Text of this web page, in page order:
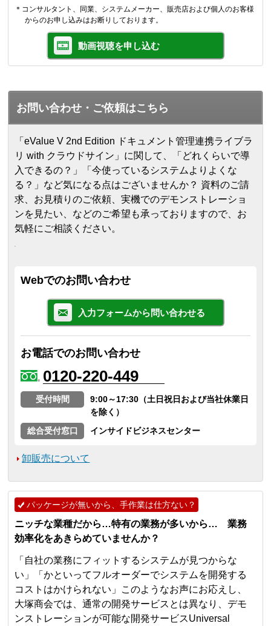
＊コンサルタント、同業、システムメーカー、販売店および個人のお客様
からのお申し込みはお断りしております。
動画視聴を申し込む
お問い合わせ・ご依頼はこちら
「eValue V 2nd Edition ドキュメント管理連携ライブラ
リ with クラウドサイン」に関して、「どれくらいで導
入できるの？」「今使っているシステムよりよくな
る？」など気になる点はございませんか？ 資料のご請
求、お見積りのご依頼、実機でのデモンストレーショ
ンを見たい、などのご希望も承っておりますので、お
気軽にご相談ください。
Webでのお問い合わせ
入力フォームから問い合わせる
お電話でのお問い合わせ
0120-220-449
受付時間
9:00～17:30（土日祝日および当社休業日
を除く）
総合受付窓口
インサイドビジネスセンター
卸販売について
パッケージが無いから、手作業は仕方ない？
ニッチな業種だから…特有の業務が多いから… 業務
効率化をあきらめていませんか？
「自社の業務にフィットするシステムが見つからな
い」「かといってフルオーダーでシステムを開発する
コストはかけられない」このようなお声にお応えし、
大塚商会では、通常の開発サービスとは異なり、デモ
ンストレーションが可能な開発サービスUniversal